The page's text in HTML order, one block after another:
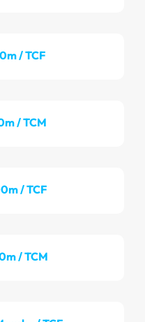
/ TCF
/ TCM
/ TCF
/ TCM